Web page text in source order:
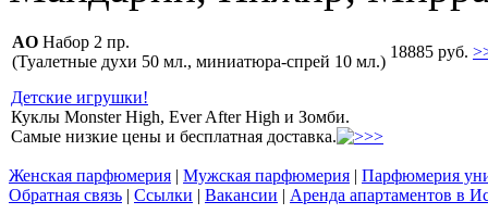
AO Набор 2 пр.
(Туалетные духи 50 мл., миниатюра-спрей 10 мл.)
18885 руб.
Детские игрушки!
Куклы Monster High, Ever After High и Зомби.
Самые низкие цены и бесплатная доставка.
Женская парфюмерия | Мужская парфюмерия | Парфюмерия
Обратная связь | Ссылки | Вакансии | Аренда апартаментов в